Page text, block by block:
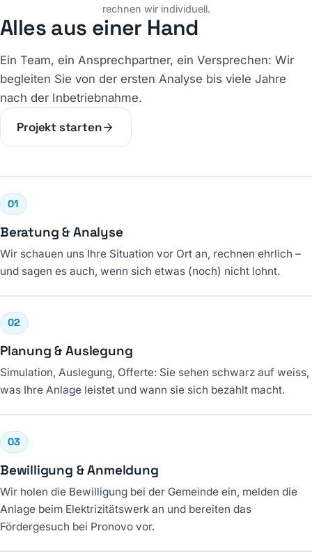
rechnen wir individuell.
Alles aus einer Hand
Ein Team, ein Ansprechpartner, ein Versprechen: Wir
begleiten Sie von der ersten Analyse bis viele Jahre
nach der Inbetriebnahme.
Projekt starten
01
Beratung & Analyse
Wir schauen uns Ihre Situation vor Ort an, rechnen ehrlich –
und sagen es auch, wenn sich etwas (noch) nicht lohnt.
02
Planung & Auslegung
Simulation, Auslegung, Offerte: Sie sehen schwarz auf weiss,
was Ihre Anlage leistet und wann sie sich bezahlt macht.
03
Bewilligung & Anmeldung
Wir holen die Bewilligung bei der Gemeinde ein, melden die
Anlage beim Elektrizitätswerk an und bereiten das
Fördergesuch bei Pronovo vor.